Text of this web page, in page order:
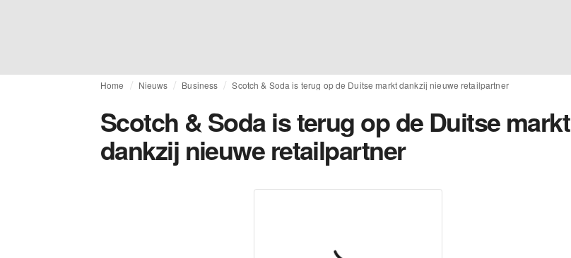
Home Nieuws Business Scotch & Soda is terug op de Duitse markt dankzij nieuwe retailpartner
Scotch & Soda is terug op de Duitse markt
dankzij nieuwe retailpartner